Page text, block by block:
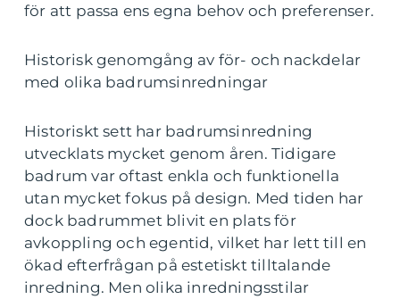
för att passa ens egna behov och preferenser.
Historisk genomgång av för- och nackdelar
med olika badrumsinredningar
Historiskt sett har badrumsinredning
utvecklats mycket genom åren. Tidigare
badrum var oftast enkla och funktionella
utan mycket fokus på design. Med tiden har
dock badrummet blivit en plats för
avkoppling och egentid, vilket har lett till en
ökad efterfrågan på estetiskt tilltalande
inredning. Men olika inredningsstilar